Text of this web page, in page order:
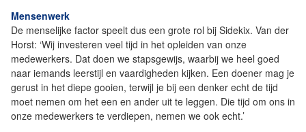
Mensenwerk
De menselijke factor speelt dus een grote rol bij Sidekix. Van der
Horst: ‘Wij investeren veel tijd in het opleiden van onze
medewerkers. Dat doen we stapsgewijs, waarbij we heel goed
naar iemands leerstijl en vaardigheden kijken. Een doener mag je
gerust in het diepe gooien, terwijl je bij een denker echt de tijd
moet nemen om het een en ander uit te leggen. Die tijd om ons in
onze medewerkers te verdiepen, nemen we ook echt.’